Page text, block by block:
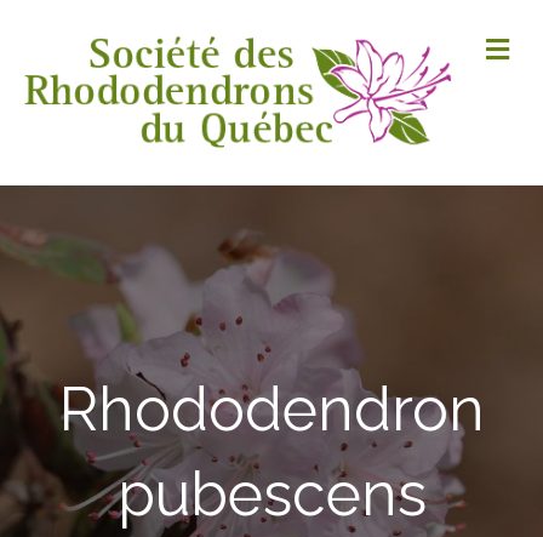
Rhododendron
pubescens